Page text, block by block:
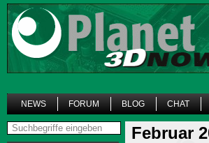
NEWS FORUM BLOG CHAT
Februar